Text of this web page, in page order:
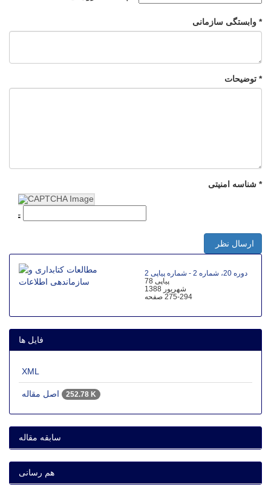
وابستگی سازمانی *
توضیحات *
شناسه امنیتی *
ارسال نظر
دوره 20، شماره 2 - شماره پیاپی 2
پیاپی 78
شهریور 1388
275-294
فایل ها
XML
252.78 K
سابقه مقاله
هم رسانی